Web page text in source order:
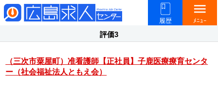
履歴
menu
ﾒﾆｭｰ
評価3
（三次市粟屋町）准看護師【正社員】子鹿医療療育センタ
ー（社会福祉法人ともえ会）